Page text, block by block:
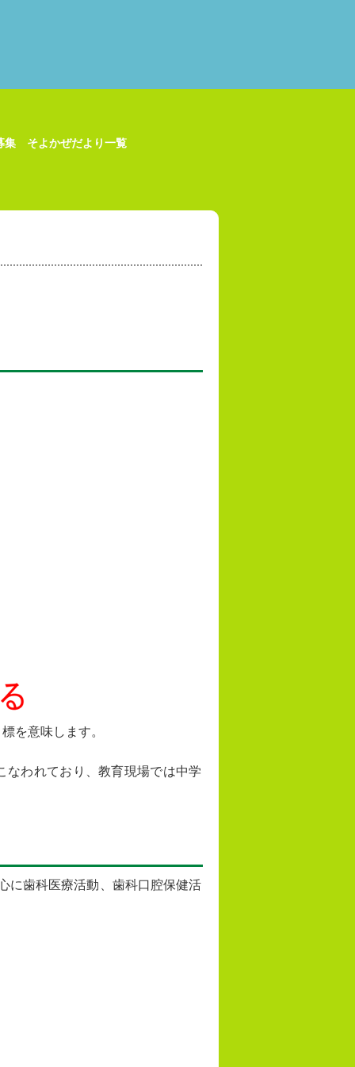
集 そよかぜだより一覧
を意味します。
なわれており、教育現場では中学
に歯科医療活動、歯科口腔保健活